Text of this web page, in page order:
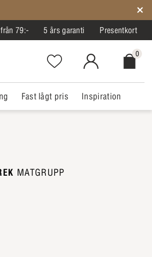
79:- 5 års garanti Presentkort
Favorites.NavigationButton.Text
MitIlva.Login
0
Fast lågt pris Inspiration
MATGRUPP